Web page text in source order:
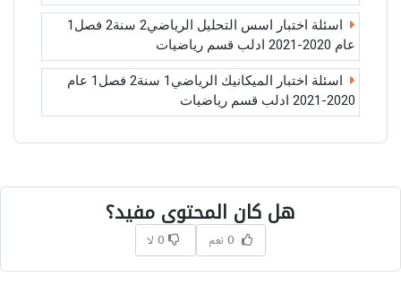
اسئلة اختبار اسس التحليل الرياضي2 سنة2 فصل1
عام 2020-2021 ادلب قسم رياضيات
اسئلة اختبار الميكانيك الرياضي1 سنة2 فصل1 عام
2020-2021 ادلب قسم رياضيات
هل كان المحتوى مفيد؟
0 نعم 0 لا